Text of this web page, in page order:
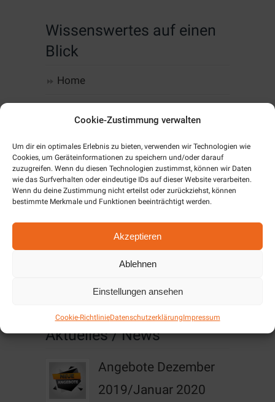
Cookie-Zustimmung verwalten
Um dir ein optimales Erlebnis zu bieten, verwenden wir Technologien wie
Cookies, um Geräteinformationen zu speichern und/oder darauf
zuzugreifen. Wenn du diesen Technologien zustimmst, können wir Daten
wie das Surfverhalten oder eindeutige IDs auf dieser Website verarbeiten.
Wenn du deine Zustimmung nicht erteilst oder zurückziehst, können
bestimmte Merkmale und Funktionen beeinträchtigt werden.
Akzeptieren
Ablehnen
Einstellungen ansehen
Cookie-RichtlinieDatenschutzerklärungImpressum
Wissenswertes auf einen
Blick
Home
Kommunikation
Software
Cookie-Richtlinie (EU)
Aktuelles / News
Angebote Dezember
2019/Januar 2020